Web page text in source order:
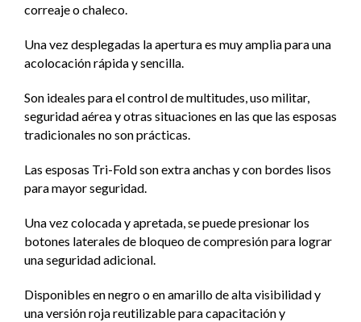
correaje o chaleco.
Una vez desplegadas la apertura es muy amplia para una
acolocación rápida y sencilla.
Son ideales para el control de multitudes, uso militar,
seguridad aérea y otras situaciones en las que las esposas
tradicionales no son prácticas.
Las esposas Tri-Fold son extra anchas y con bordes lisos
para mayor seguridad.
Una vez colocada y apretada, se puede presionar los
botones laterales de bloqueo de compresión para lograr
una seguridad adicional.
Disponibles en negro o en amarillo de alta visibilidad y
una versión roja reutilizable para capacitación y